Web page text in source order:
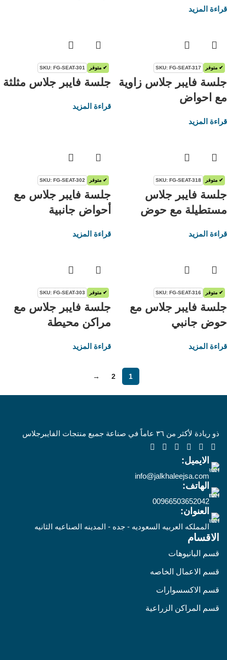
قراءة المزيد
✔ متوفر SKU: FG-SEAT-317
جلسة فايبر جلاس زاوية
مع احواض
قراءة المزيد
✔ متوفر SKU: FG-SEAT-301
جلسة فايبر جلاس مثلثة
قراءة المزيد
✔ متوفر SKU: FG-SEAT-318
جلسة فايبر جلاس
مستطيلة مع حوض
قراءة المزيد
✔ متوفر SKU: FG-SEAT-302
جلسة فايبر جلاس مع
أحواض جانبية
قراءة المزيد
✔ متوفر SKU: FG-SEAT-316
جلسة فايبر جلاس مع
حوض جانبي
قراءة المزيد
✔ متوفر SKU: FG-SEAT-303
جلسة فايبر جلاس مع
مراكن محيطة
قراءة المزيد
1
2
→
ذو ريادة لأكثر من ٣٦ عاماً في صناعة جميع منتجات الفايبرجلاس
الايميل:
info@jalkhaleejsa.com
الهاتف:
00966503652042
العنوان:
المملكه العربيه السعوديه - جده - المدينه الصناعيه الثانيه
الاقسام
قسم البانيوهات
قسم الاعمال الخاصه
قسم الاكسسوارات
قسم المراكن الزراعية